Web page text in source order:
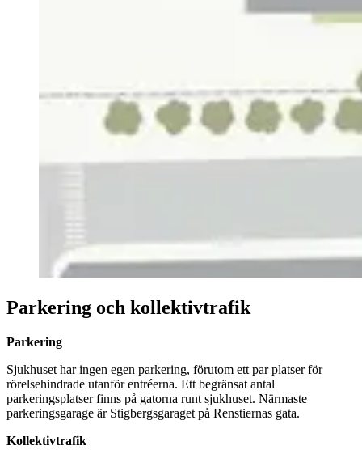
Parkering och kollektivtrafik
Parkering
Sjukhuset har ingen egen parkering, förutom ett par platser för
rörelsehindrade utanför entréerna. Ett begränsat antal
parkeringsplatser finns på gatorna runt sjukhuset. Närmaste
parkeringsgarage är Stigbergsgaraget på Renstiernas gata.
Kollektivtrafik